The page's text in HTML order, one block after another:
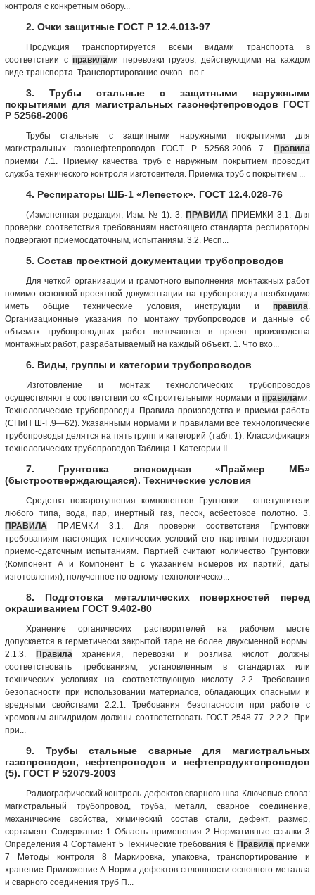
контроля с конкретным обору...
2. Очки защитные ГОСТ Р 12.4.013-97
Продукция транспортируется всеми видами транспорта в
соответствии справилами перевозки грузов, действующими на каждом
виде транспорта. Транспортирование очков - по г...
3. Трубы стальные с защитными наружными
покрытиями для магистральных газонефтепроводов ГОСТ
Р 52568-2006
Трубы стальные с защитными наружными покрытиями для
магистральных газонефтепроводов ГОСТ Р 52568-2006 7. Правила
приемки 7.1. Приемку качества труб с наружным покрытием проводит
служба технического контроля изготовителя. Приемка труб с покрытием ...
4. Респираторы ШБ-1 «Лепесток». ГОСТ 12.4.028-76
(Измененная редакция, Изм. № 1). 3.ПРАВИЛА ПРИЕМКИ 3.1. Для
проверки соответствия требованиям настоящего стандарта респираторы
подвергают приемосдаточным, испытаниям. 3.2. Респ...
5. Состав проектной документации трубопроводов
Для четкой организации и грамотного выполнения монтажных работ
помимо основной проектной документации на трубопроводы необходимо
иметь общие технические условия, инструкции и правила
Организационные указания по монтажу трубопроводов и данные об
объемах трубопроводных работ включаются в проект производства
монтажных работ, разрабатываемый на каждый объект. 1. Что вхо...
6. Виды, группы и категории трубопроводов
Изготовление и монтаж технологических трубопроводов
осуществляют в соответствии со «Строительными нормами и правилами.
Технологические трубопроводы. Правила производства и приемки работ»
(СНиП Ш-Г.9—62). Указанными нормами и правилами все технологические
трубопроводы делятся на пять групп и категорий (табл. 1). Классификация
технологических трубопроводов Таблица 1 Категории II...
7. Грунтовка эпоксидная «Праймер МБ»
(быстроотверждающаяся). Технические условия
Средства пожаротушения компонентов Грунтовки - огнетушители
любого типа, вода, пар, инертный газ, песок, асбестовое полотно. 3.
ПРАВИЛА ПРИЕМКИ 3.1. Для проверки соответствия Грунтовки
требованиям настоящих технических условий его партиями подвергают
приемо-сдаточным испытаниям. Партией считают количество Грунтовки
(Компонент А и Компонент Б с указанием номеров их партий, даты
изготовления), полученное по одному технологическо...
8. Подготовка металлических поверхностей перед
окрашиванием ГОСТ 9.402-80
Хранение органических растворителей на рабочем месте
допускается в герметически закрытой таре не более двухсменной нормы.
2.1.3. Правила хранения, перевозки и розлива кислот должны
соответствовать требованиям, установленным в стандартах или
технических условиях на соответствующую кислоту. 2.2. Требования
безопасности при использовании материалов, обладающих опасными и
вредными свойствами 2.2.1. Требования безопасности при работе с
хромовым ангидридом должны соответствовать ГОСТ 2548-77. 2.2.2. При
при...
9. Трубы стальные сварные для магистральных
газопроводов, нефтепроводов и нефтепродуктопроводов
(5). ГОСТ Р 52079-2003
Радиографический контроль дефектов сварного шва Ключевые слова:
магистральный трубопровод, труба, металл, сварное соединение,
механические свойства, химический состав стали, дефект, размер,
сортамент Содержание 1 Область применения 2 Нормативные ссылки 3
Определения 4 Сортамент 5 Технические требования 6Правила приемки
7 Методы контроля 8 Маркировка, упаковка, транспортирование и
хранение Приложение А Нормы дефектов сплошности основного металла
и сварного соединения труб П...